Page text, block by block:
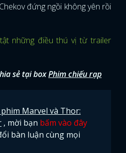
đứng ngồi không yên rồi
những điều thú vị từ trailer
sẻ tại boxPhim chiếu rạp
Marvel và Thor:
, mời bạn bấm vào đây
bàn luận cùng mọi